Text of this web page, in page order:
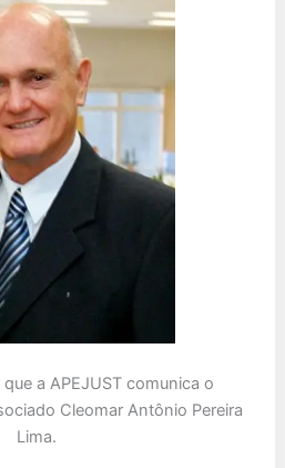
a APEJUST comunica o
Cleomar Antônio Pereira
Lima.